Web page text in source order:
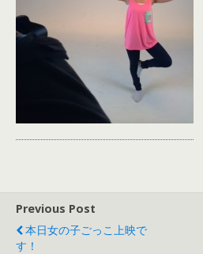
Previous Post
本日女の子ごっこ上映で
す！